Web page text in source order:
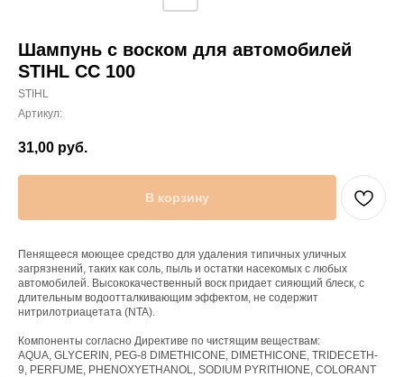
Шампунь с воском для автомобилей
STIHL CC 100
STIHL
Артикул:
31,00 руб.
В корзину
Пенящееся моющее средство для удаления типичных уличных
загрязнений, таких как соль, пыль и остатки насекомых с любых
автомобилей. Высококачественный воск придает сияющий блеск, с
длительным водоотталкивающим эффектом, не содержит
нитрилотриацетата (NTA).
Компоненты согласно Директиве по чистящим веществам:
AQUA, GLYCERIN, PEG-8 DIMETHICONE, DIMETHICONE, TRIDECETH-
9, PERFUME, PHENOXYETHANOL, SODIUM PYRITHIONE, COLORANT